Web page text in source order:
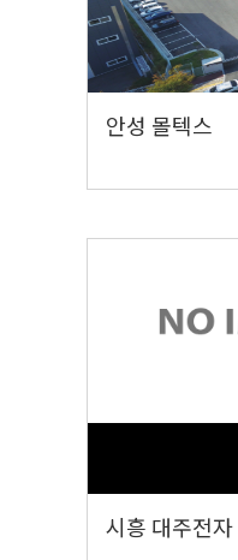
안성 몰텍스
시흥 대주전자